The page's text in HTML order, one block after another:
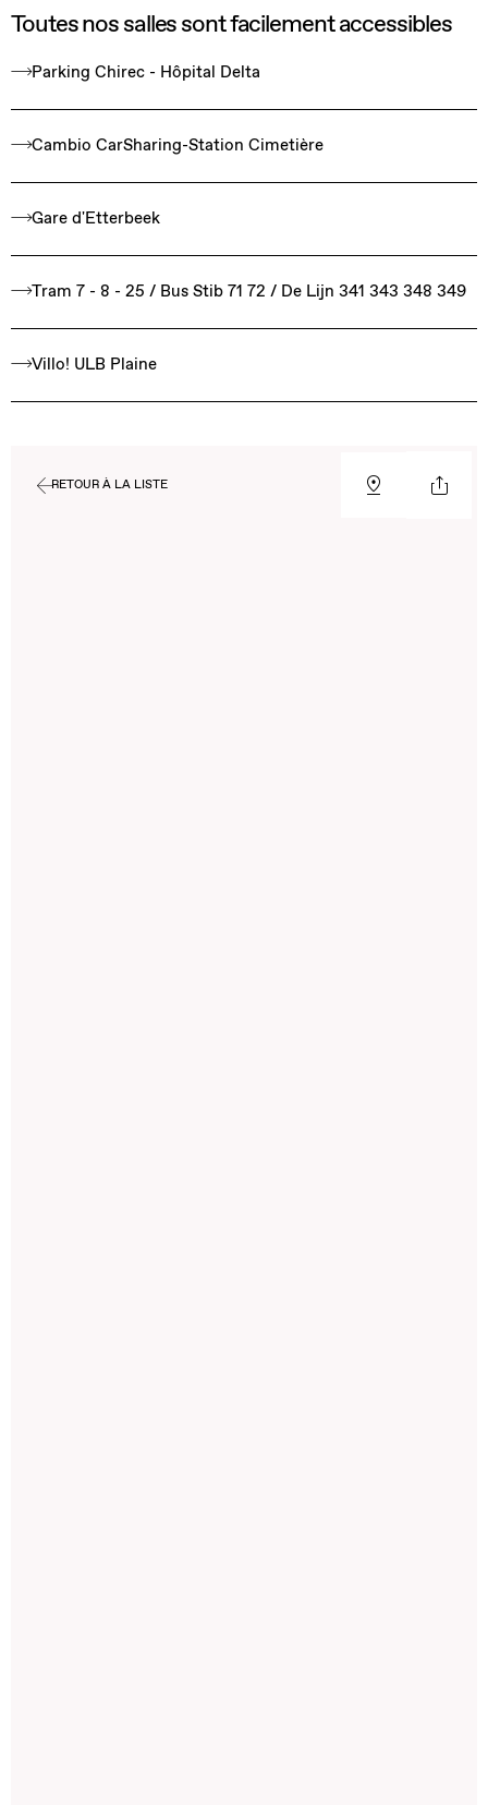
Toutes nos salles sont facilement accessibles
Parking Chirec - Hôpital Delta
Cambio CarSharing-Station Cimetière
Gare d'Etterbeek
Tram 7 - 8 - 25 / Bus Stib 71 72 / De Lijn 341 343 348 349
Villo! ULB Plaine
RETOUR À LA LISTE